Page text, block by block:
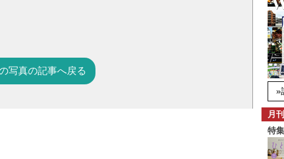
写真の記事へ戻る
»
月
特